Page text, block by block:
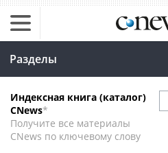
Разделы
Индексная книга (каталог)
CNews*
Получите все материалы
CNews по ключевому слову